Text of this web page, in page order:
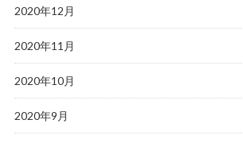
2020年12月
2020年11月
2020年10月
2020年9月